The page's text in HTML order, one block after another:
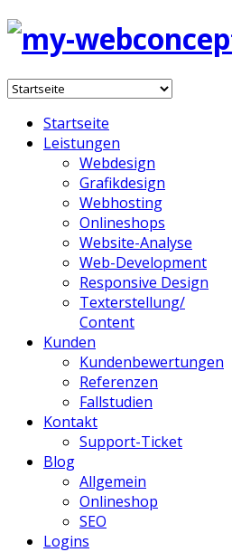
Startseite
Leistungen
Webdesign
Grafikdesign
Webhosting
Onlineshops
Website-Analyse
Web-Development
Responsive Design
Texterstellung/
Content
Kunden
Kundenbewertungen
Referenzen
Fallstudien
Kontakt
Support-Ticket
Blog
Allgemein
Onlineshop
SEO
Logins